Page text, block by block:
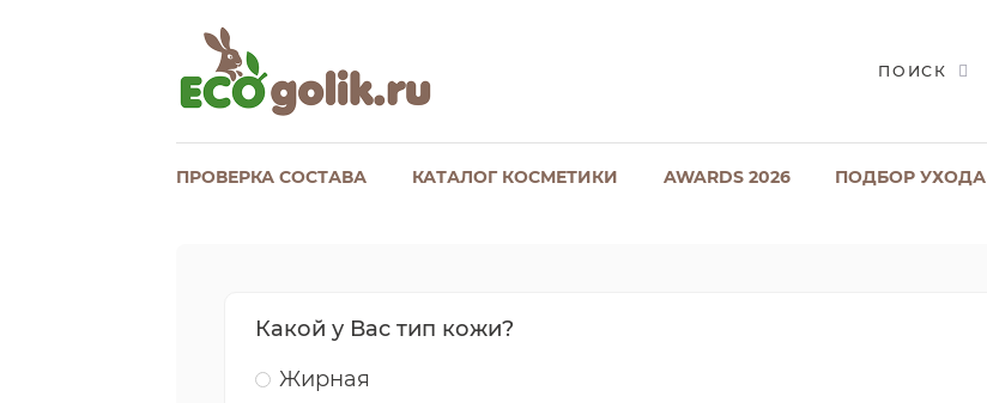
ПОИСК
ПРОВЕРКА СОСТАВА КАТАЛОГ КОСМЕТИКИ AWARDS 2026 ПОДБОР УХОДА
Какой у Вас тип кожи?
Жирная